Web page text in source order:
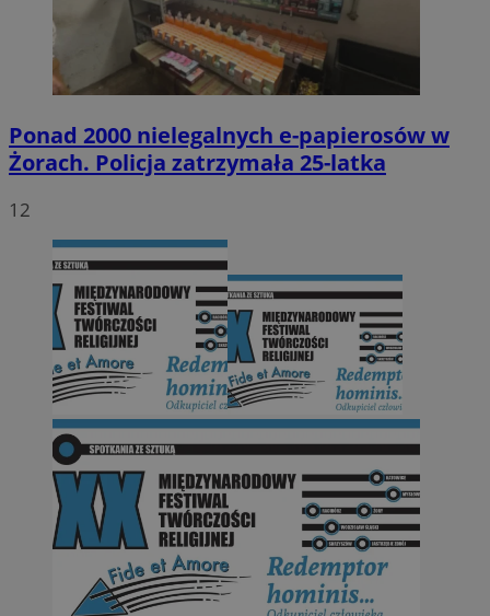
Ponad 2000 nielegalnych e-papierosów w
Żorach. Policja zatrzymała 25-latka
12